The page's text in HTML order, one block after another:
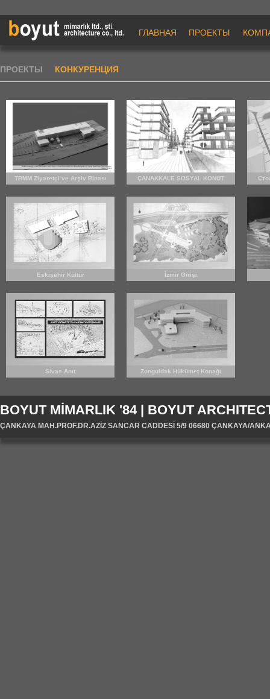
ГЛАВНАЯ ПРОЕКТЫ
ПРОЕКТЫ КОНКУРЕНЦИЯ
TBMM Ziyaretçi ve Arşiv Binası
ÇANAKKALE SOSYAL KONUT
Eskişehir Kültür İzmir Girişi
Sivas Anıt Zonguldak Hükümet Konağı
BOYUT MİMARLIK '84 | BOYUT
ÇANKAYA MAH.PROF.DR.AZİZ SANCAR CADDESİ 5/9 06680 ÇANKAYA/